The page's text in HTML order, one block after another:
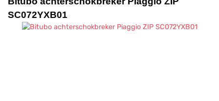
SC072YXB01